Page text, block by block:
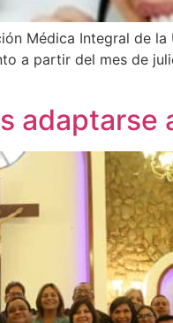
Médica Integral de
a partir del mes de
adaptarse